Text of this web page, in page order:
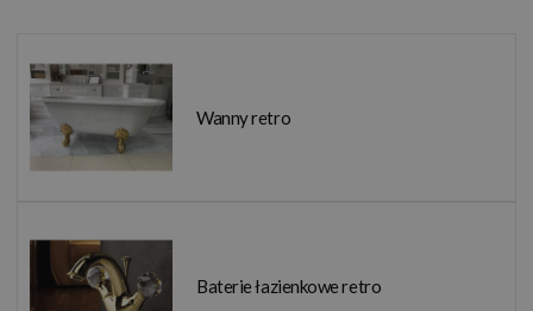
Wanny retro
Baterie łazienkowe retro